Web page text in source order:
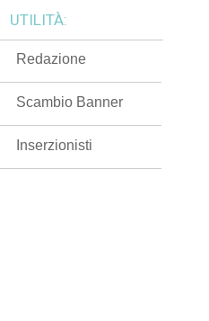
UTILITÀ:
Redazione
Scambio Banner
Inserzionisti